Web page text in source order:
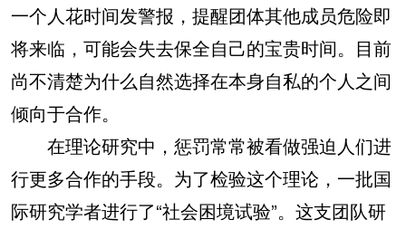
一个人花时间发警报，提醒团体其他成员危险即
将来临，可能会失去保全自己的宝贵时间。目前
尚不清楚为什么自然选择在本身自私的个人之间
倾向于合作。
在理论研究中，惩罚常常被看做强迫人们进
行更多合作的手段。为了检验这个理论，一批国
际研究学者进行了“社会困境试验”。这支团队研